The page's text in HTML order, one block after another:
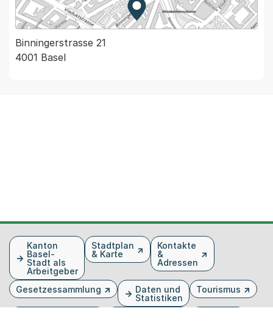
Zur Karte von MapBS.
Externer Link, wird in einem
Binningerstrasse 21
4001 Basel
FusszeileKanton
Basel-
Stadt als
Arbeitgeber
Stadtplan
& Karte
Kontakte
&
Adressen
Gesetzessammlung
Daten und
Statistiken
Tourismus